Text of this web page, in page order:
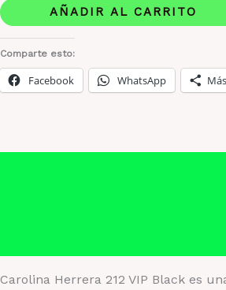
212
VIP
Black
cantidad
AÑADIR AL CARRITO
Comparte esto:
Facebook WhatsApp Más
Carolina Herrera 212 VIP Black es